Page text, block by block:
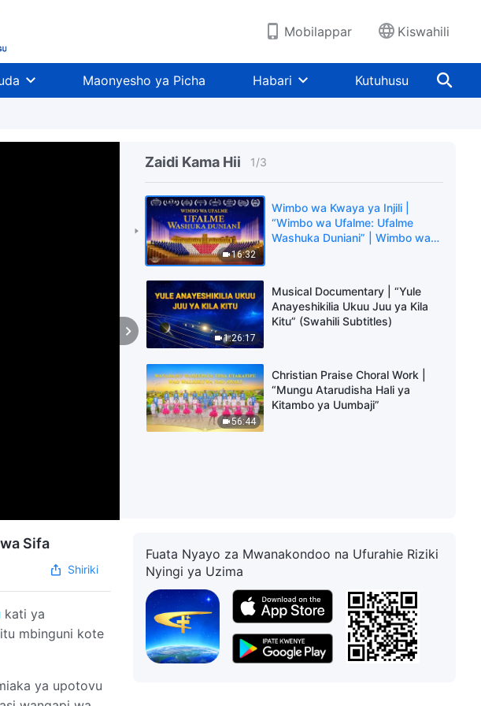
Mobilappar Kiswahili
Maonyesho ya Picha Habari Kutuhusu
Zaidi Kama Hii 1/3
16:32
Wimbo wa Kwaya ya Injili |
“Wimbo wa Ufalme: Ufalme
Washuka Duniani” | Wimbo wa
1:26:17
Musical Documentary | “Yule
Anayeshikilia Ukuu Juu ya Kila
Kitu” (Swahili Subtitles)
56:44
Christian Praise Choral Work |
“Mungu Atarudisha Hali ya
Kitambo ya Uumbaji”
Sifa
Shiriki
kati ya
mbinguni kote
ya upotovu
Fuata Nyayo za Mwanakondoo na Ufurahie Riziki
Nyingi ya Uzima